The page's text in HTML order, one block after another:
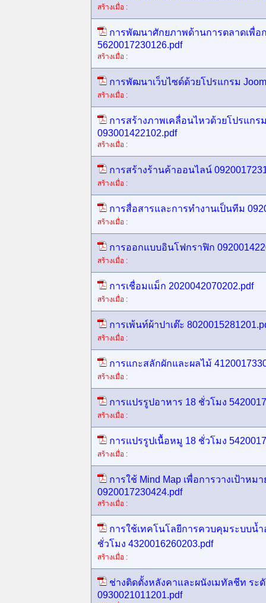
สร้างเมื่อ :
การพัฒนาศักยภาพด้านการตลาดเพื่อ
5620017230126.pdf
สร้างเมื่อ :
การพัฒนาเว็บไซด์ด้วยโปรแกรม
สร้างเมื่อ :
การสร้างภาพเคลื่อนไหวด้วยโปรแกร
093001422102.pdf
สร้างเมื่อ :
การสร้างร้านค้าออนไลน์
สร้างเมื่อ :
การสื่อสารและการทำงานเป็นทีม
สร้างเมื่อ :
การออกแบบอินโฟกราฟิก
สร้างเมื่อ :
การเชื่อมแม็ก 2020042070202.pdf
สร้างเมื่อ :
การเพ้นท์ผ้าปาเต๊ะ
สร้างเมื่อ :
การแกะสลักผักและผลไม้
สร้างเมื่อ :
การแปรรูปอาหาร 18 ชั่วโมง
สร้างเมื่อ :
การแปรรูปเนื้อหมู 18 ชั่วโมง
สร้างเมื่อ :
การใช้ Mind Map เพื่อการวางเป้าหม
0920017230424.pdf
สร้างเมื่อ :
การใช้เทคโนโลยีการควบคุมระบบน้
ชั่วโมง 4320016260203.pdf
สร้างเมื่อ :
ช่างติดตั้งหลังคาและผนังเมทัลชีท ระ
0930021011201.pdf